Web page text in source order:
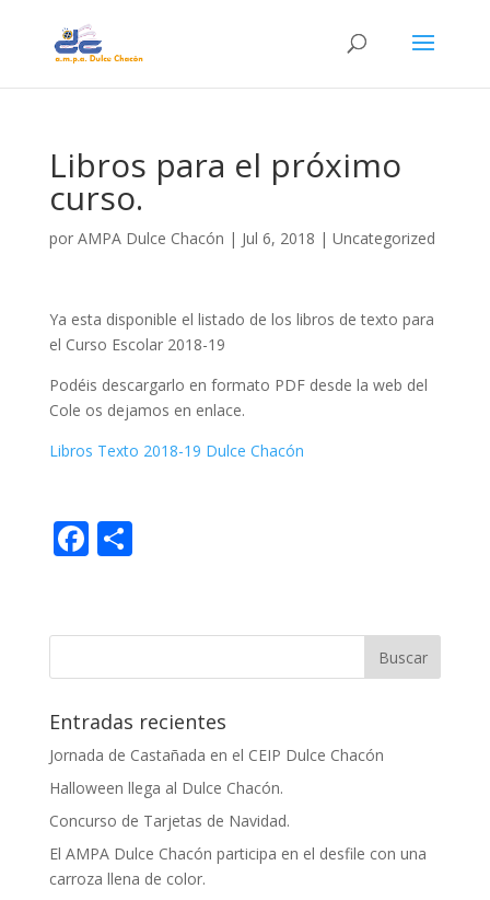
Libros para el próximo
curso.
por AMPA Dulce Chacón | Jul 6, 2018 | Uncategorized
Ya esta disponible el listado de los libros de texto para
el Curso Escolar 2018-19
Podéis descargarlo en formato PDF desde la web del
Cole os dejamos en enlace.
Libros Texto 2018-19 Dulce Chacón
F
b
o
o
k
C
p
ar
ti
r
Entradas recientes
Jornada de Castañada en el CEIP Dulce Chacón
Halloween llega al Dulce Chacón.
Concurso de Tarjetas de Navidad.
El AMPA Dulce Chacón participa en el desfile con una
carroza llena de color.